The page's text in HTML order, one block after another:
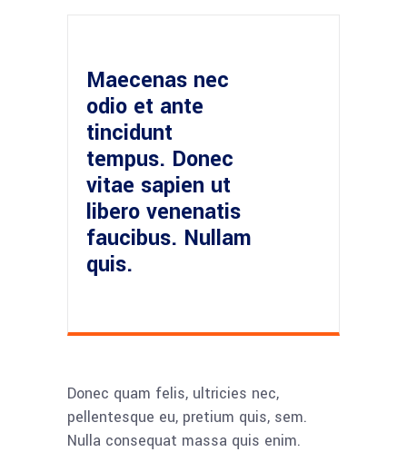
Maecenas nec
odio et ante
tincidunt
tempus. Donec
vitae sapien ut
libero venenatis
faucibus. Nullam
quis.
Donec quam felis, ultricies nec,
pellentesque eu, pretium quis, sem.
Nulla consequat massa quis enim.